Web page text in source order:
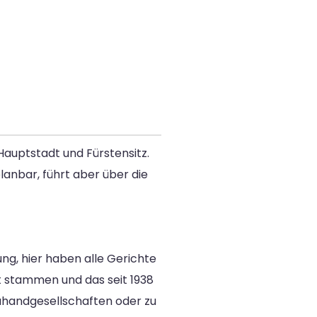
und Fürstensitz.
führt aber über die
hier haben alle Gerichte
und das seit 1938
oder zu